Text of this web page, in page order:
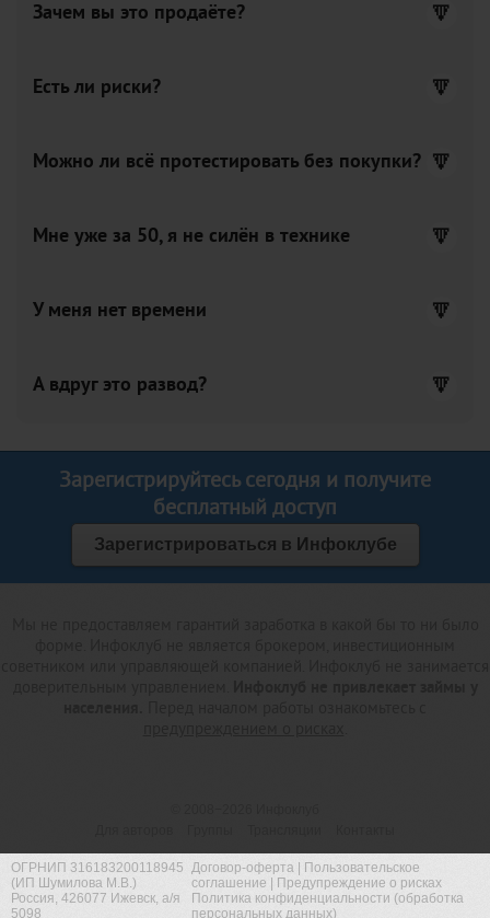
Зачем вы это продаёте?
Есть ли риски?
Можно ли всё протестировать без покупки?
Мне уже за 50, я не силён в технике
У меня нет времени
А вдруг это развод?
Зарегистрируйтесь сегодня и получите
бесплатный доступ
Зарегистрироваться в Инфоклубе
ОГРНИП 316183200118945
(ИП Шумилова М.В.)
Россия, 426077 Ижевск, а/я
5098
Договор-оферта | Пользовательское
соглашение | Предупреждение о рисках
Политика конфиденциальности (обработка
персональных данных)